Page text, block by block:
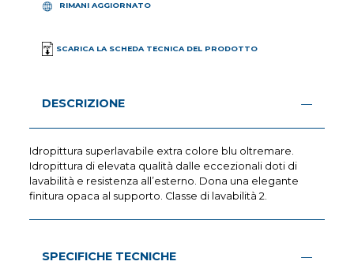
RIMANI AGGIORNATO
SCARICA LA SCHEDA TECNICA DEL PRODOTTO
DESCRIZIONE
Idropittura superlavabile extra colore blu oltremare.
Idropittura di elevata qualità dalle eccezionali doti di
lavabilità e resistenza all’esterno. Dona una elegante
finitura opaca al supporto. Classe di lavabilità 2.
SPECIFICHE TECNICHE